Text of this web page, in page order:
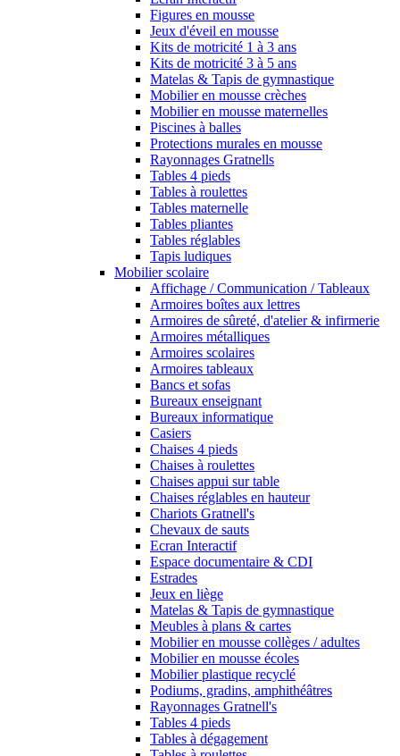
Figures en mousse
Jeux d'éveil en mousse
Kits de motricité 1 à 3 ans
Kits de motricité 3 à 5 ans
Matelas & Tapis de gymnastique
Mobilier en mousse crèches
Mobilier en mousse maternelles
Piscines à balles
Protections murales en mousse
Rayonnages Gratnells
Tables 4 pieds
Tables à roulettes
Tables maternelle
Tables pliantes
Tables réglables
Tapis ludiques
Mobilier scolaire
Affichage / Communication / Tableaux
Armoires boîtes aux lettres
Armoires de sûreté, d'atelier & infirmerie
Armoires métalliques
Armoires scolaires
Armoires tableaux
Bancs et sofas
Bureaux enseignant
Bureaux informatique
Casiers
Chaises 4 pieds
Chaises à roulettes
Chaises appui sur table
Chaises réglables en hauteur
Chariots Gratnell's
Chevaux de sauts
Ecran Interactif
Espace documentaire & CDI
Estrades
Jeux en liège
Matelas & Tapis de gymnastique
Meubles à plans & cartes
Mobilier en mousse collèges / adultes
Mobilier en mousse écoles
Mobilier plastique recyclé
Podiums, gradins, amphithéâtres
Rayonnages Gratnell's
Tables 4 pieds
Tables à dégagement